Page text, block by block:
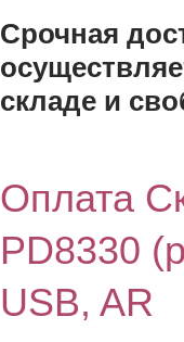
Срочная
складе и
Оплата
PD8330
USB, AR